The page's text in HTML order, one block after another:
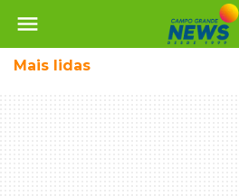
menu
Mais lidas